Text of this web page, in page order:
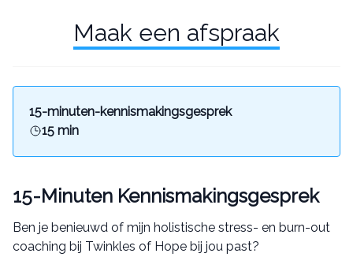
Maak een afspraak
15-minuten-kennismakingsgesprek
15 min
15-Minuten Kennismakingsgesprek
Ben je benieuwd of mijn holistische stress- en burn-out
coaching bij Twinkles of Hope bij jou past?